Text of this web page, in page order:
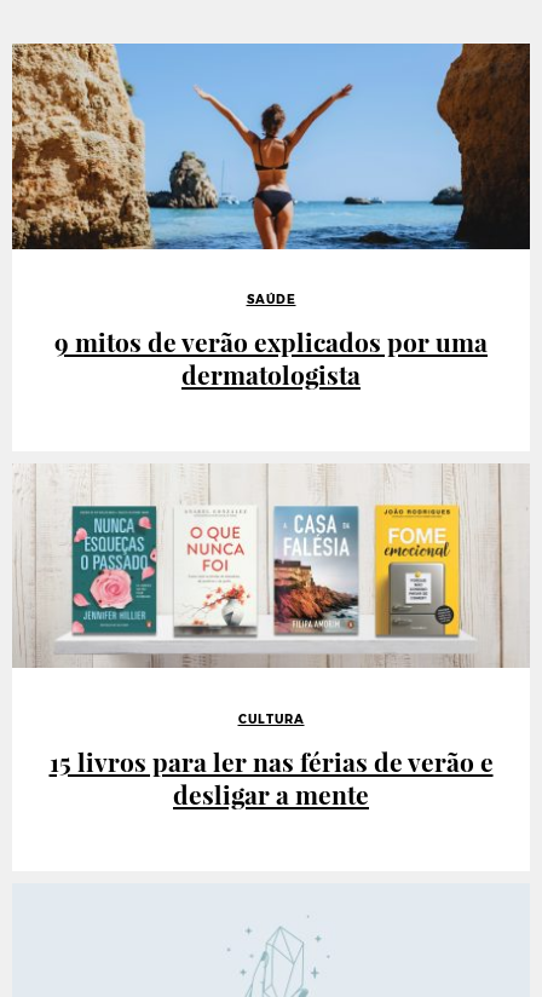
SAÚDE
9 mitos de verão explicados por uma
dermatologista
CULTURA
15 livros para ler nas férias de verão e
desligar a mente